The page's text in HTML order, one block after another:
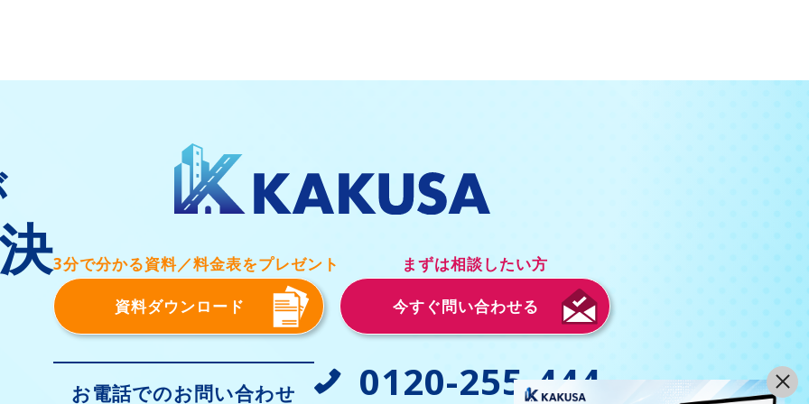
3分で分かる資料／料金表をプレゼント
資料ダウンロード
まずは相談したい方
今すぐ問い合わせる
お電話でのお問い合わせ 0120-255-444